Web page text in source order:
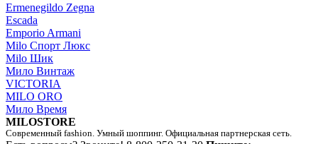
Ermenegildo Zegna
Escada
Emporio Armani
Milo Спорт Люкс
Milo Шик
Мило Винтаж
VICTORIA
MILO ORO
Мило Время
MILOSTORE
Современный fashion. Умный шоппинг. Официальная партнерская сеть.